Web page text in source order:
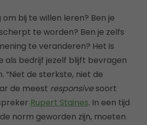
om bij te willen leren? Ben je
te worden? Ben je zelfs
te veranderen? Het is
als bedrijf jezelf blijft bevragen
“Niet de sterkste, niet de
de meest responsivesoort
Rupert Staines. In een tijd
norm geworden zijn, moeten